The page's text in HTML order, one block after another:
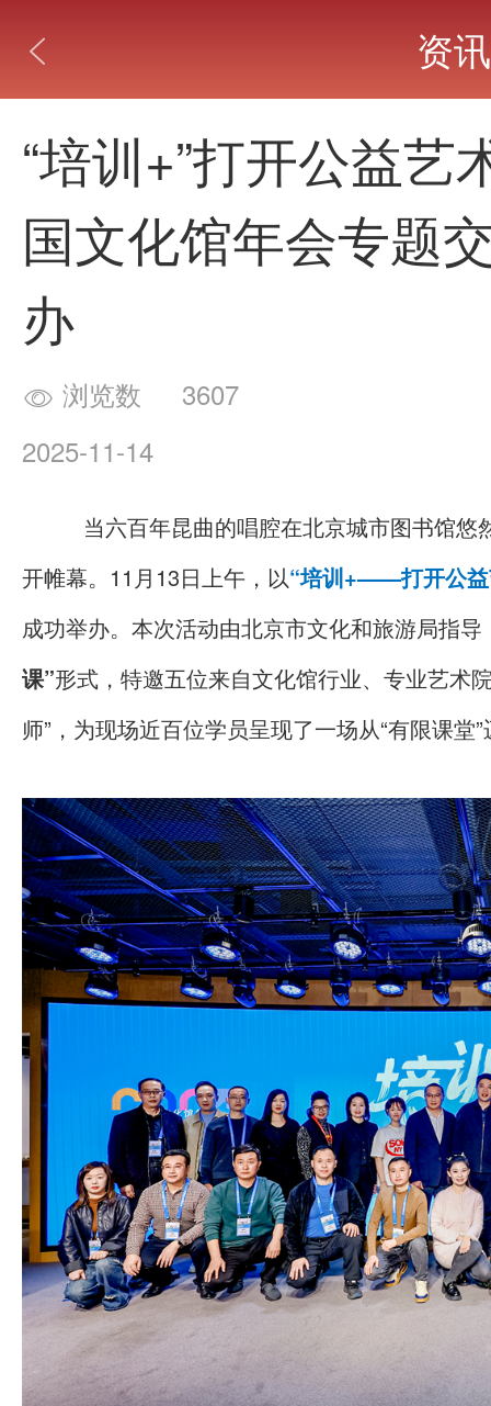
 资
“培训+”打开公益
国文化馆年会专题
办
 浏览数
3607
2025-11-14
当六百年昆曲的唱腔在北京城市图书馆悠
开帷幕。11月13日上午，以“培训+——打开公益
成功举办。本次活动由北京市文化和旅游局指
课”形式，特邀五位来自文化馆行业、专业艺术
师”，为现场近百位学员呈现了一场从“有限课堂